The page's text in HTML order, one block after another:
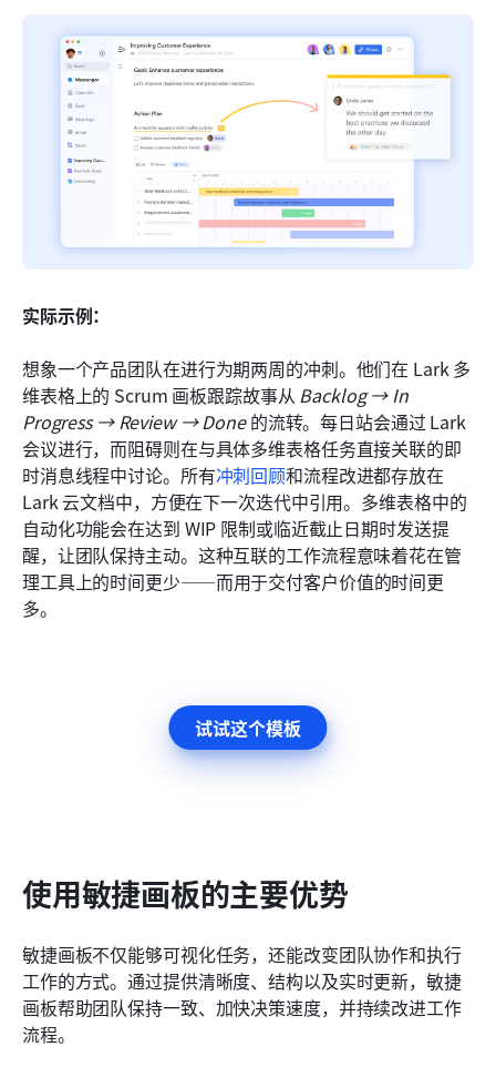
实际示例：
想象一个产品团队在进行为期两周的冲刺。他们在 Lark 多
维表格上的 Scrum 画板跟踪故事从 Backlog → In
Progress → Review → Done 的流转。每日站会通过 Lark
会议进行，而阻碍则在与具体多维表格任务直接关联的即
时消息线程中讨论。所有冲刺回顾和流程改进都存放在
Lark 云文档中，方便在下一次迭代中引用。多维表格中的
自动化功能会在达到 WIP 限制或临近截止日期时发送提
醒，让团队保持主动。这种互联的工作流程意味着花在管
理工具上的时间更少——而用于交付客户价值的时间更
多。
试试这个模板
使用敏捷画板的主要优势
敏捷画板不仅能够可视化任务，还能改变团队协作和执行
工作的方式。通过提供清晰度、结构以及实时更新，敏捷
画板帮助团队保持一致、加快决策速度，并持续改进工作
流程。